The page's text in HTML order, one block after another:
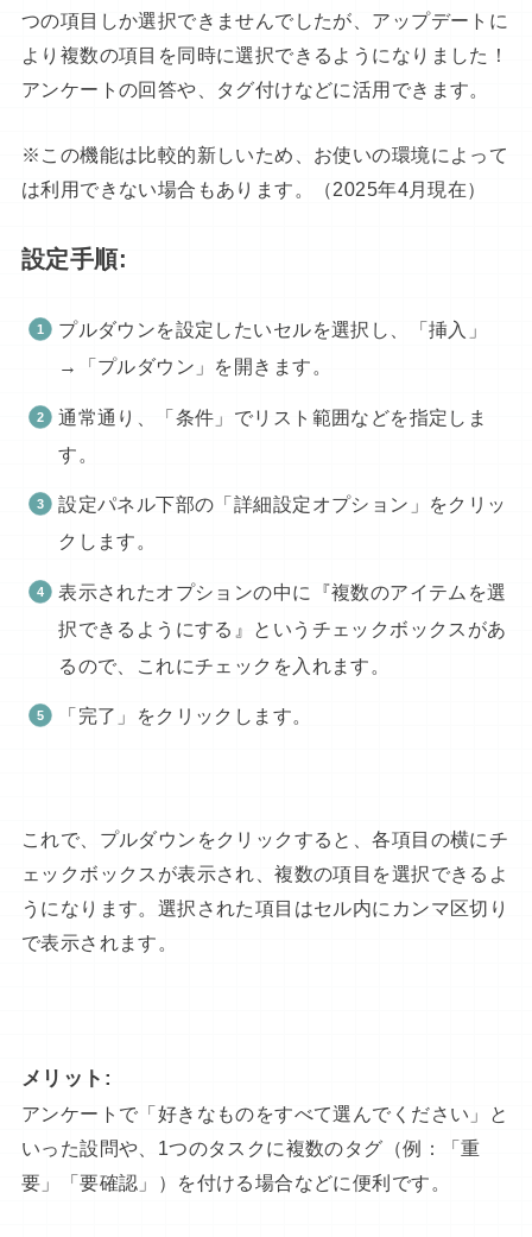
つの項目しか選択できませんでしたが、アップデートに
より複数の項目を同時に選択できるようになりました！
アンケートの回答や、タグ付けなどに活用できます。
※この機能は比較的新しいため、お使いの環境によって
は利用できない場合もあります。（2025年4月現在）
設定手順:
プルダウンを設定したいセルを選択し、「挿入」
→「プルダウン」を開きます。
通常通り、「条件」でリスト範囲などを指定しま
す。
設定パネル下部の「詳細設定オプション」をクリッ
クします。
表示されたオプションの中に『複数のアイテムを選
択できるようにする』というチェックボックスがあ
るので、これにチェックを入れます。
「完了」をクリックします。
これで、プルダウンをクリックすると、各項目の横にチ
ェックボックスが表示され、複数の項目を選択できるよ
うになります。選択された項目はセル内にカンマ区切り
で表示されます。
メリット:
アンケートで「好きなものをすべて選んでください」と
いった設問や、1つのタスクに複数のタグ（例：「重
要」「要確認」）を付ける場合などに便利です。